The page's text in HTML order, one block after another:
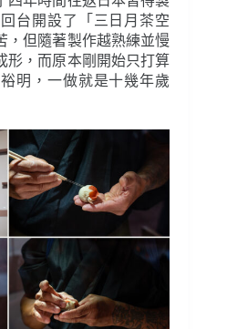
台開設了「三日月茶空
，但隨著製作越熟練並慢
形，而原本剛開始只打算
明，一做就是十幾年歲